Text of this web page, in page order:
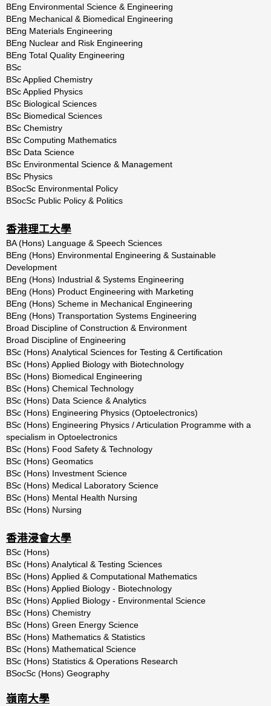
BEng Environmental Science & Engineering
BEng Mechanical & Biomedical Engineering
BEng Materials Engineering
BEng Nuclear and Risk Engineering
BEng Total Quality Engineering
BSc
BSc Applied Chemistry
BSc Applied Physics
BSc Biological Sciences
BSc Biomedical Sciences
BSc Chemistry
BSc Computing Mathematics
BSc Data Science
BSc Environmental Science & Management
BSc Physics
BSocSc Environmental Policy
BSocSc Public Policy & Politics
香港理工大學
BA (Hons) Language & Speech Sciences
BEng (Hons) Environmental Engineering & Sustainable
Development
BEng (Hons) Industrial & Systems Engineering
BEng (Hons) Product Engineering with Marketing
BEng (Hons) Scheme in Mechanical Engineering
BEng (Hons) Transportation Systems Engineering
Broad Discipline of Construction & Environment
Broad Discipline of Engineering
BSc (Hons) Analytical Sciences for Testing & Certification
BSc (Hons) Applied Biology with Biotechnology
BSc (Hons) Biomedical Engineering
BSc (Hons) Chemical Technology
BSc (Hons) Data Science & Analytics
BSc (Hons) Engineering Physics (Optoelectronics)
BSc (Hons) Engineering Physics /Articulation Programme with a
specialism in Optoelectronics
BSc (Hons) Food Safety & Technology
BSc (Hons) Geomatics
BSc (Hons) Investment Science
BSc (Hons) Medical Laboratory Science
BSc (Hons) Mental Health Nursing
BSc (Hons) Nursing
香港浸會大學
BSc (Hons)
BSc (Hons) Analytical & Testing Sciences
BSc (Hons) Applied & Computational Mathematics
BSc (Hons) Applied Biology - Biotechnology
BSc (Hons) Applied Biology - Environmental Science
BSc (Hons) Chemistry
BSc (Hons) Green Energy Science
BSc (Hons) Mathematics & Statistics
BSc (Hons) Mathematical Science
BSc (Hons) Statistics & Operations Research
BSocSc (Hons) Geography
嶺南大學